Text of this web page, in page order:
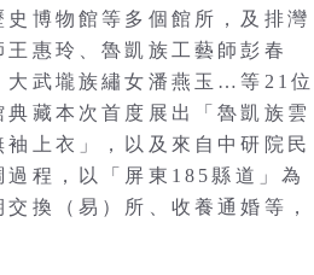
博物館等多個館所，及排灣
惠玲、魯凱族工藝師彭春
大武壠族繡女潘燕玉…等21位
藏本次首度展出「魯凱族雲
上衣」，以及來自中研院民
程，以「屏東185縣道」為
換（易）所、收養通婚等，